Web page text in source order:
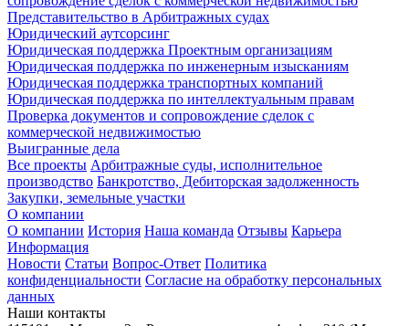
Представительство в Арбитражных судах
Юридический аутсорсинг
Юридическая поддержка Проектным организациям
Юридическая поддержка по инженерным изысканиям
Юридическая поддержка транспортных компаний
Юридическая поддержка по интеллектуальным правам
Проверка документов и сопровождение сделок с
коммерческой недвижимостью
Выигранные дела
Все проекты Арбитражные суды, исполнительное
производство Банкротство, Дебиторская задолженность
Закупки, земельные участки
О компании
О компании История Наша команда Отзывы Карьера
Информация
Новости Статьи Вопрос-Ответ Политика
конфиденциальности Согласие на обработку персональных
данных
Наши контакты